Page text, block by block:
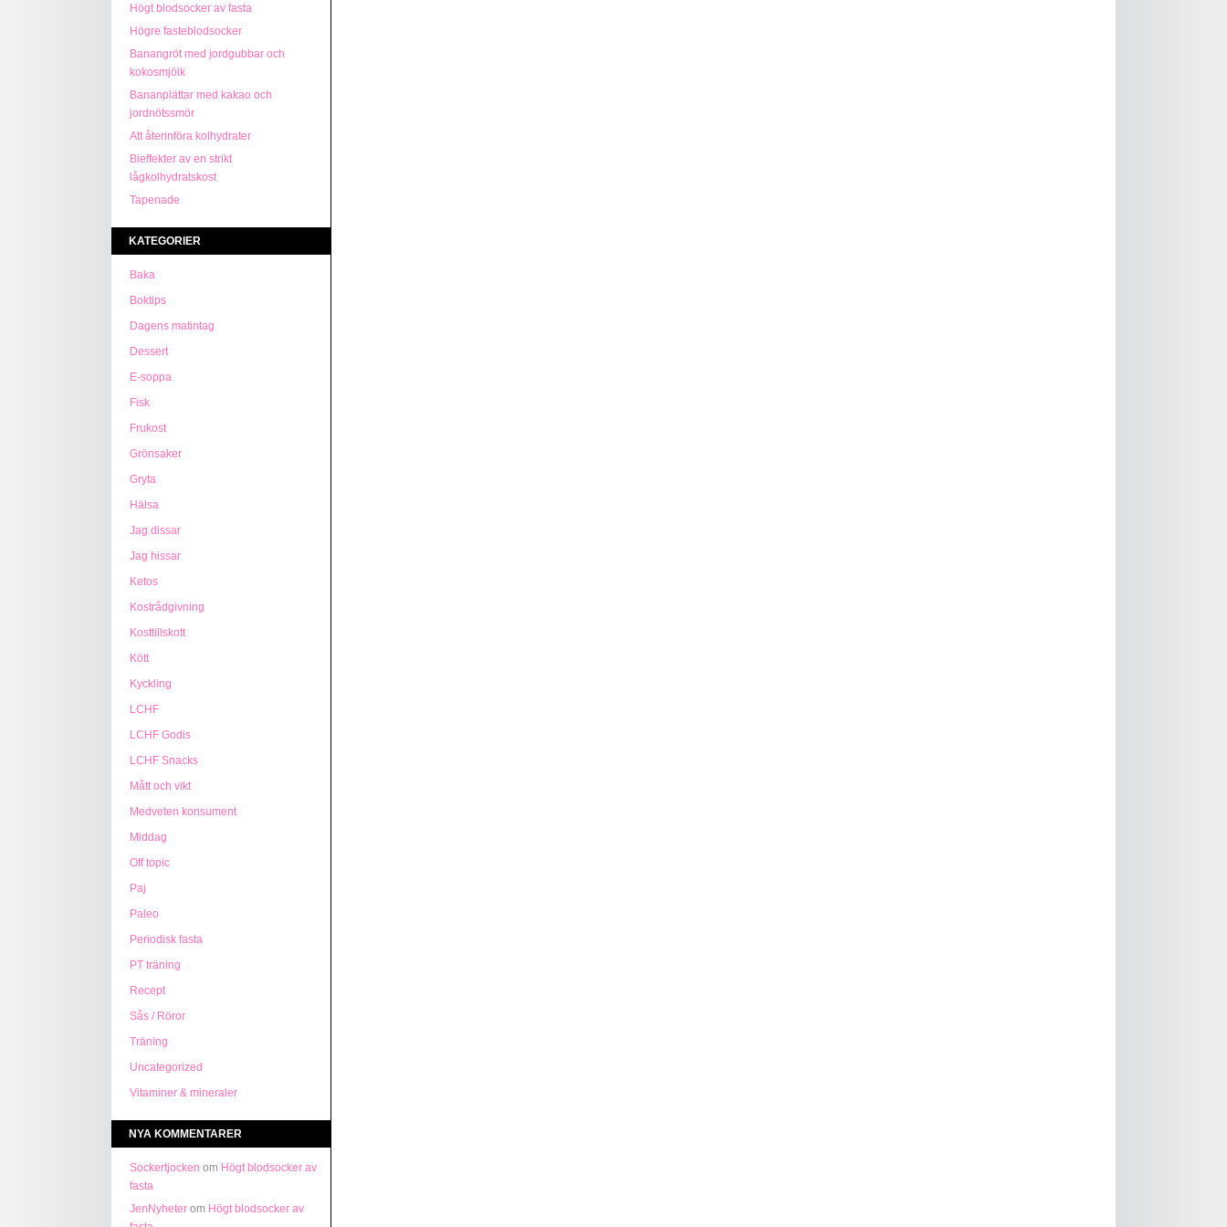
Högt blodsocker av fasta
Högre fasteblodsocker
Banangröt med jordgubbar och
kokosmjölk
Bananplättar med kakao och
jordnötssmör
Att återinföra kolhydrater
Bieffekter av en strikt
lågkolhydratskost
Tapenade
KATEGORIER
Baka
Boktips
Dagens matintag
Dessert
E-soppa
Fisk
Frukost
Grönsaker
Gryta
Hälsa
Jag dissar
Jag hissar
Ketos
Kostrådgivning
Kosttillskott
Kött
Kyckling
LCHF
LCHF Godis
LCHF Snacks
Mått och vikt
Medveten konsument
Middag
Off topic
Paj
Paleo
Periodisk fasta
PT träning
Recept
Sås / Röror
Träning
Uncategorized
Vitaminer & mineraler
NYA KOMMENTARER
Sockertjocken om Högt blodsocker av
fasta
JenNyheter om Högt blodsocker av